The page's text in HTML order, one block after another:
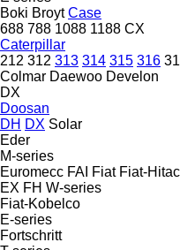
Boki Broyt Case
688 788 1088 1188 CX
Caterpillar
212 312 313 314 315 316
Colmar Daewoo Develon
DX
Doosan
DH DX Solar
Eder
M-series
Euromecc FAI Fiat Fiat-
EX FH W-series
Fiat-Kobelco
E-series
Fortschritt